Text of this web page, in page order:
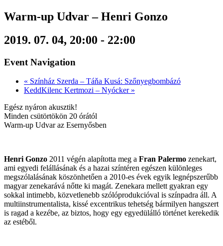
Warm-up Udvar – Henri Gonzo
2019. 07. 04, 20:00 - 22:00
Event Navigation
« Színház Szerda – Táňa Kusá: Szőnyegbombázó
KeddKilenc Kertmozi – Nyócker »
Egész nyáron akusztik!
Minden csütörtökön 20 órától
Warm-up Udvar az Esernyősben
Henri Gonzo 2011 végén alapította meg a Fran Palermo zenekart,
ami egyedi felállásának és a hazai színtéren egészen különleges
megszólalásának köszönhetően a 2010-es évek egyik legnépszerűbb
magyar zenekarává nőtte ki magát. Zenekara mellett gyakran egy
sokkal intimebb, közvetlenebb szólóprodukcióval is színpadra áll. A
multiinstrumentalista, kissé excentrikus tehetség bármilyen hangszert
is ragad a kezébe, az biztos, hogy egy egyedülálló történet kerekedik
az estéből.